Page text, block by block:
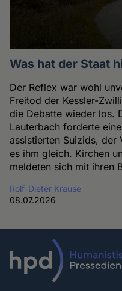
Was hat der Staat
Der Reflex war wohl
Freitod der Kessler-
die Debatte wieder los.
Lauterbach forderte
assistierten Suizids, der
es ihm gleich. Kirchen
meldeten sich mit ihren
Rolf-Dieter Krause
08.07.2026